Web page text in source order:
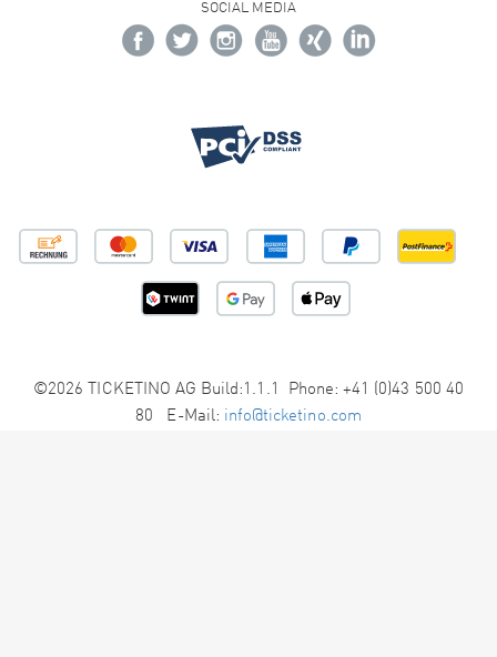
SOCIAL MEDIA
©2026 TICKETINO AG Build:1.1.1 Phone: +41 (0)43 500 40
80 E-Mail: info@ticketino.com